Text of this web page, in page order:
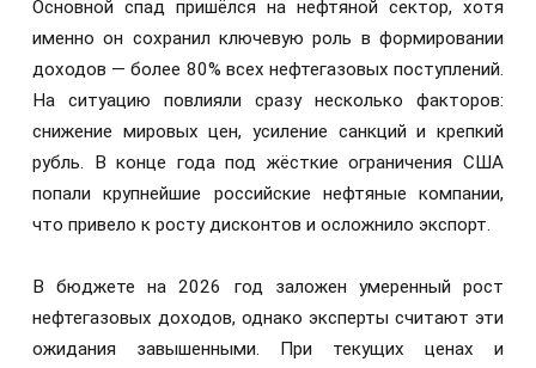
Основной спад пришёлся на нефтяной сектор, хотя
именно он сохранил ключевую роль в формировании
доходов — более 80% всех нефтегазовых поступлений.
На ситуацию повлияли сразу несколько факторов:
снижение мировых цен, усиление санкций и крепкий
рубль. В конце года под жёсткие ограничения США
попали крупнейшие российские нефтяные компании,
что привело к росту дисконтов и осложнило экспорт.
В бюджете на 2026 год заложен умеренный рост
нефтегазовых доходов, однако эксперты считают эти
ожидания завышенными. При текущих ценах и